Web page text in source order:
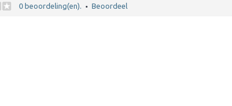
0 beoordeling(en). • Beoordeel